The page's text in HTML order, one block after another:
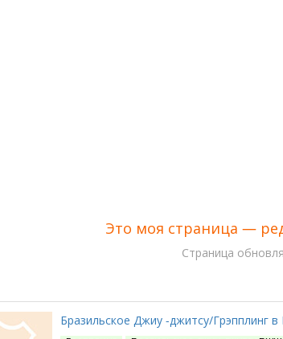
Это моя страница —
Cтраница
Бразильское Джиу -джитсу/Грэпплинг